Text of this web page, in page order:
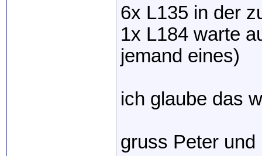
6x L135 in der
1x L184 warte
jemand eines)
ich glaube das
gruss Peter und